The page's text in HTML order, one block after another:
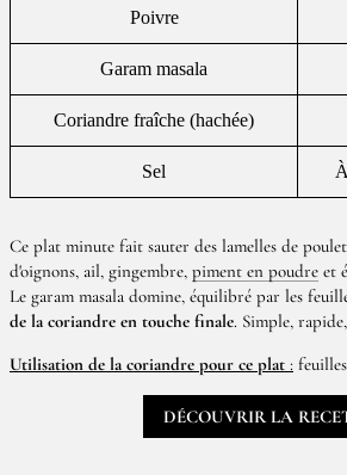
Poivre
Garam masala
Coriandre fraîche (hachée)
Sel
Ce plat minute fait sauter des lamelles de
d'oignons, ail, gingembre, piment en poudre et
Le garam masala domine, équilibré par les
de la coriandre en touche finale. Simple,
Utilisation de la coriandre pour ce plat :
DÉCOUVRIR LA